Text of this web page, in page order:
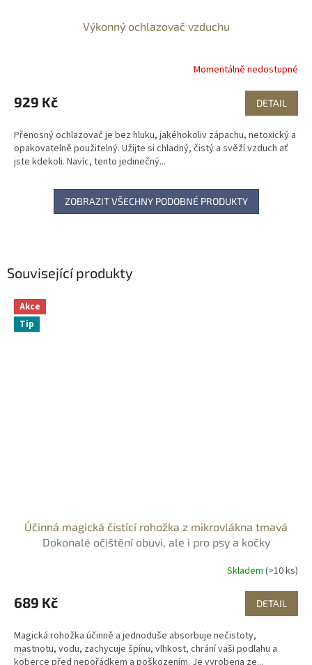
Související produkty
Akce
Tip
Účinná magická čistící rohožka z mikrovlákna tmavá
Dokonalé očištění obuvi, ale i pro psy a kočky
Skladem (>10 ks)
689 Kč DETAIL
Magická rohožka účinně a jednoduše absorbuje nečistoty,
mastnotu, vodu, zachycuje špínu, vlhkost, chrání vaši podlahu a
Výkonný ochlazovač vzduchu
Momentálně nedostupné
929 Kč DETAIL
Přenosný ochlazovač je bez hluku, jakéhokoliv zápachu, netoxický a
opakovatelně použitelný. Užijte si chladný, čistý a svěží vzduch ať
jste kdekoli. Navíc, tento jedinečný...
ZOBRAZIT VŠECHNY PODOBNÉ PRODUKTY